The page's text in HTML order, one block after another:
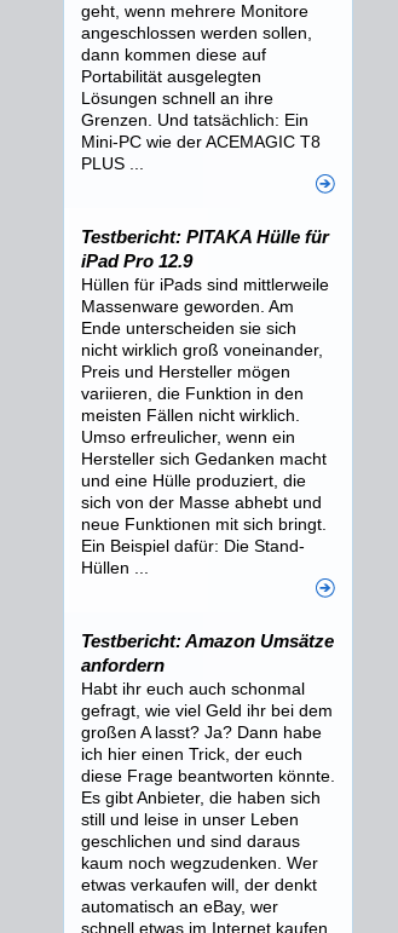
geht, wenn mehrere Monitore
angeschlossen werden sollen,
dann kommen diese auf
Portabilität ausgelegten
Lösungen schnell an ihre
Grenzen. Und tatsächlich: Ein
Mini-PC wie der ACEMAGIC T8
PLUS ...
Testbericht: PITAKA Hülle für
iPad Pro 12.9
Hüllen für iPads sind mittlerweile
Massenware geworden. Am
Ende unterscheiden sie sich
nicht wirklich groß voneinander,
Preis und Hersteller mögen
variieren, die Funktion in den
meisten Fällen nicht wirklich.
Umso erfreulicher, wenn ein
Hersteller sich Gedanken macht
und eine Hülle produziert, die
sich von der Masse abhebt und
neue Funktionen mit sich bringt.
Ein Beispiel dafür: Die Stand-
Hüllen ...
Testbericht: Amazon Umsätze
anfordern
Habt ihr euch auch schonmal
gefragt, wie viel Geld ihr bei dem
großen A lasst? Ja? Dann habe
ich hier einen Trick, der euch
diese Frage beantworten könnte.
Es gibt Anbieter, die haben sich
still und leise in unser Leben
geschlichen und sind daraus
kaum noch wegzudenken. Wer
etwas verkaufen will, der denkt
automatisch an eBay, wer
schnell etwas im Internet kaufen